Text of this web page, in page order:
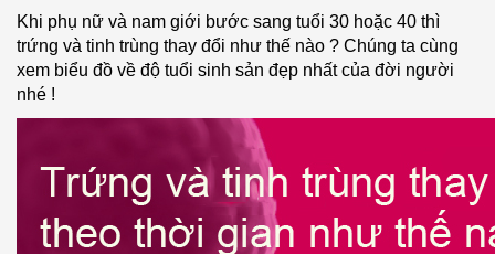
Khi phụ nữ và nam giới bước sang tuổi 30 hoặc 40 thì
trứng và tinh trùng thay đổi như thế nào ? Chúng ta cùng
xem biểu đồ về độ tuổi sinh sản đẹp nhất của đời người
nhé !